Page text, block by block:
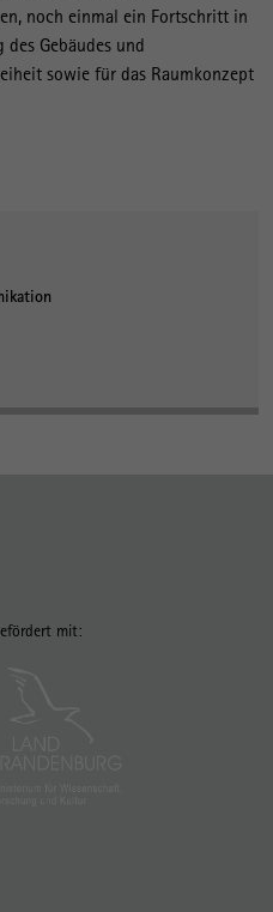
noch einmal ein Fortschritt in
Gebäudes und
sowie für das Raumkonzept
mit: